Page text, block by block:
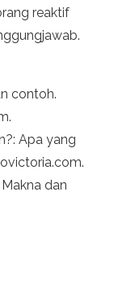
reaktif
contoh.
Apa yang
dan